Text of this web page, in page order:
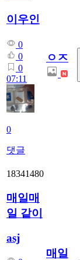
이우인
0
0
0
07:11
0
댓글
ㅇㅈ
18341480
매일매
일 같이
asj
매일